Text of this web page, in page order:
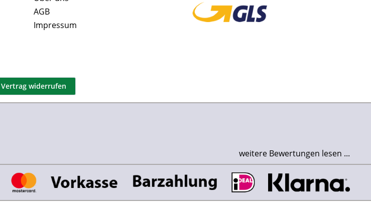
AGB
Impressum
Vertrag widerrufen
weitere Bewertungen lesen ...